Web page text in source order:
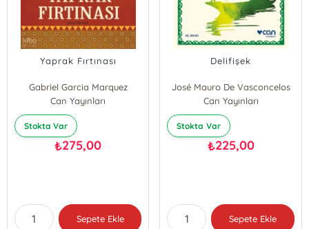
Yaprak Fırtınası
Gabriel Garcia Marquez
Can Yayınları
Stokta Var
₺275,00
Sepete Ekle
Delifişek
José Mauro De Vasconcelos
Can Yayınları
Stokta Var
₺225,00
Sepete Ekle